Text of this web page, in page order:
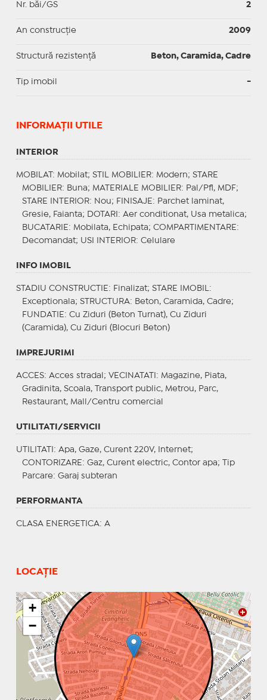
Nr. băi/GS 2
An construcție 2009
Structură rezistență Beton, Caramida, Cadre
Tip imobil -
INFORMAŢII UTILE
INTERIOR
MOBILAT : Mobilat; STIL MOBILIER: Modern; STARE
MOBILIER: Buna; MATERIALE MOBILIER: Pal/Pfl, MDF;
STARE INTERIOR: Nou; FINISAJE : Parchet laminat,
Gresie, Faianta;
DOTARI : Aer conditionat, Usa metalica;
BUCATARIE : Mobilata, Echipata; COMPARTIMENTARE :
Decomandat; USI INTERIOR: Celulare
INFO IMOBIL
STADIU CONSTRUCTIE : Finalizat; STARE IMOBIL :
Exceptionala; STRUCTURA: Beton, Caramida, Cadre;
FUNDATIE : Cu Ziduri (Beton Turnat), Cu Ziduri
(Caramida), Cu Ziduri (Blocuri Beton)
IMPREJURIMI
ACCES: Acces stradal; VECINATATI : Magazine, Piata,
Gradinita, Scoala, Transport public, Metrou, Parc,
Restaurant, Mall/Centru comercial
UTILITATI/SERVICII
UTILITATI : Apa, Gaze, Curent 220V, Internet;
CONTORIZARE : Gaz, Curent electric, Contor apa;
Tip
Parcare: Garaj subteran
PERFORMANTA
CLASA ENERGETICA: A
LOCAȚIE
+
−